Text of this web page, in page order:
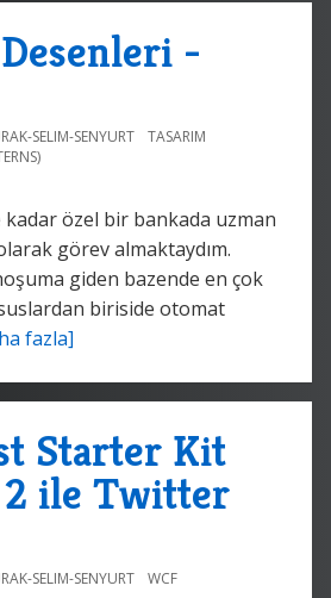
-
SELIM-SENYURT
TASARIM
özel bir bankada uzman
görev almaktaydım.
giden bazende en çok
biriside otomat
fazla]
Starter Kit
ile Twitter
SELIM-SENYURT WCF